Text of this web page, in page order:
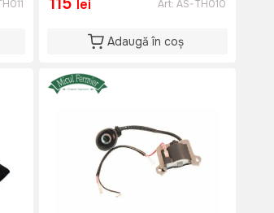
lei Art: AS-TH010
Adaugă în coș